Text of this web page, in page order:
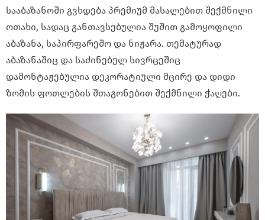
სააბაზანოში გვხდება პრემიუმ მასალებით შექმნილი
ოთახი, სადაც განთავსებულია შუშით გამოყოფილი
აბაზანა, საპირფარეშო და ნიჟარა. თემატურად
აბაზანაშიც და საძინებელ სივრცეშიც
დამონტაჟებულია დეკორატიული მცირე და დიდი
ზომის ფოთლების შთაგონებით შექმნილი ჭაღები.